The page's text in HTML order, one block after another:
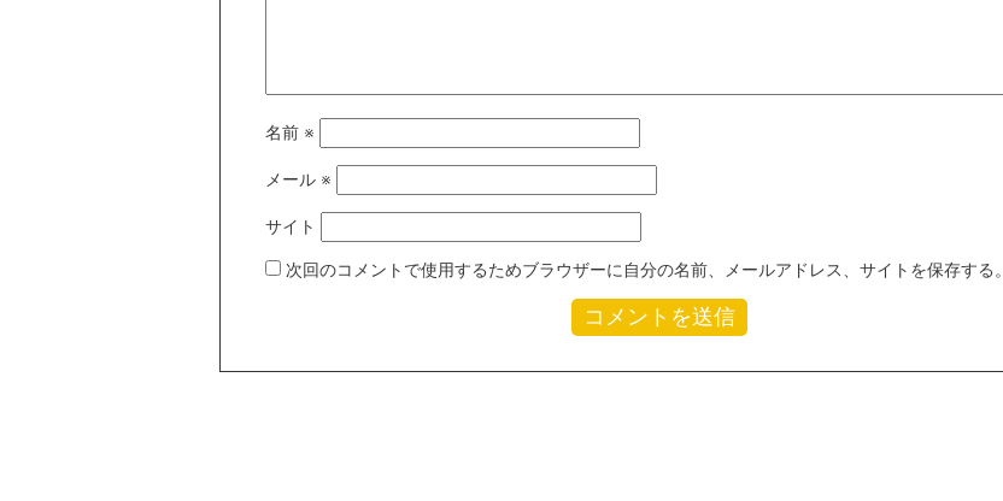
名前 ※
メール ※
サイト
次回のコメントで使用するためブラウザーに自分の名前、メールアドレス、サイトを保存する。